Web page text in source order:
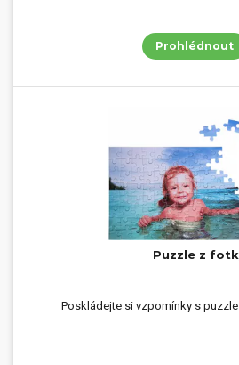
Prohlédnout
Puzzle z
Poskládejte si vzpomínky s